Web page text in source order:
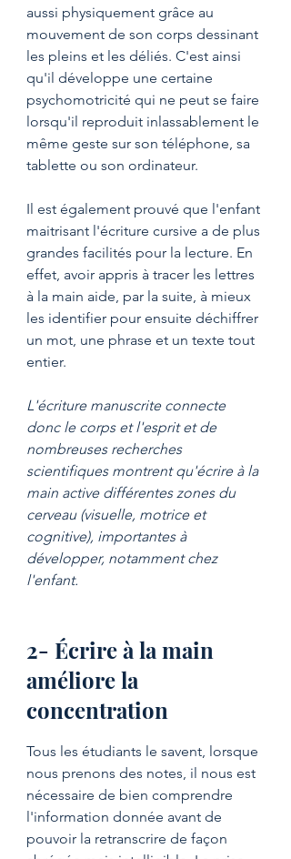
aussi physiquement grâce au
mouvement de son corps dessinant
les pleins et les déliés. C'est ainsi
qu'il développe une certaine
psychomotricité qui ne peut se faire
lorsqu'il reproduit inlassablement le
même geste sur son téléphone, sa
tablette ou son ordinateur.
Il est également prouvé que l'enfant
maitrisant l'écriture cursive a de plus
grandes facilités pour la lecture. En
effet, avoir appris à tracer les lettres
à la main aide, par la suite, à mieux
les identifier pour ensuite déchiffrer
un mot, une phrase et un texte tout
entier.
L'écriture manuscrite connecte
donc le corps et l'esprit et de
nombreuses recherches
scientifiques montrent qu'écrire à la
main active différentes zones du
cerveau (visuelle, motrice et
cognitive), importantes à
développer, notamment chez
l'enfant.
2- Écrire à la main
améliore la
concentration
Tous les étudiants le savent, lorsque
nous prenons des notes, il nous est
nécessaire de bien comprendre
l'information donnée avant de
pouvoir la retranscrire de façon